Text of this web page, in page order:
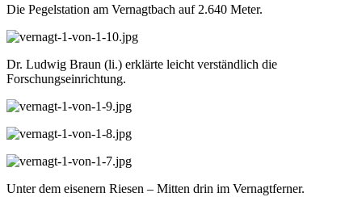
Die Pegelstation am Vernagtbach auf 2.640 Meter.
Dr. Ludwig Braun (li.) erklärte leicht verständlich die
Forschungseinrichtung.
Unter dem eisenern Riesen – Mitten drin im Vernagtferner.